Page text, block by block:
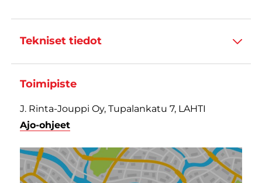
Tekniset tiedot
Toimipiste
J. Rinta-Jouppi Oy, Tupalankatu 7, LAHTI
Ajo-ohjeet